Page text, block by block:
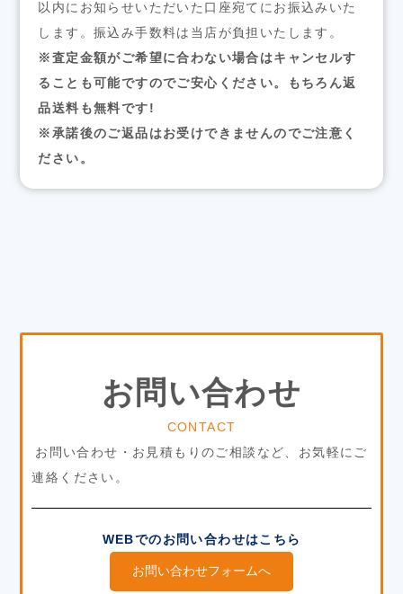
以内にお知らせいただいた口座宛てにお振込みいた
します。振込み手数料は当店が負担いたします。
※査定金額がご希望に合わない場合はキャンセルす
ることも可能ですのでご安心ください。もちろん返
品送料も無料です!
※承諾後のご返品はお受けできませんのでご注意く
ださい。
お問い合わせ
CONTACT
お問い合わせ・お見積もりのご相談など、お気軽にご
連絡ください。
WEBでのお問い合わせはこちら
お問い合わせフォームへ